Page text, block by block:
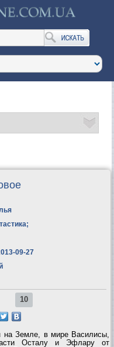
;
09-27
10
на Земле, в мире Василисы,
Осталу и Эфлару от